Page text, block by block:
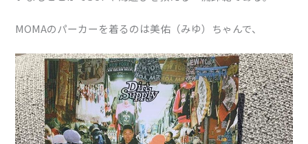
MOMAのパーカーを着るのは美佑（みゆ）ちゃんで、